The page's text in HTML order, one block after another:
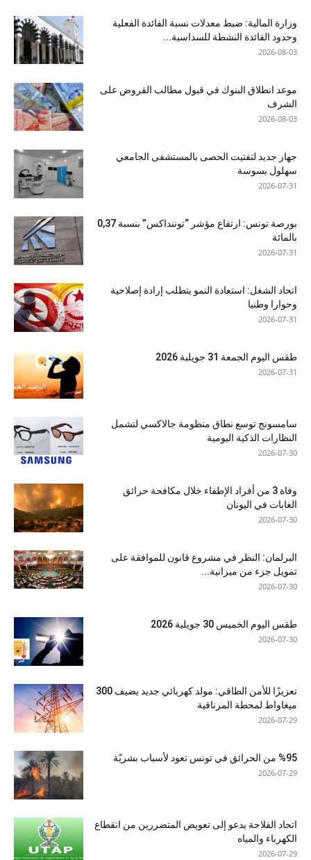
وزارة المالية: ضبط معدلات نسبة الفائدة الفعلية
وحدود الفائدة النشطة للسداسية...
2026-08-03
موعد انطلاق البنوك في قبول مطالب القروض على
الشرف
2026-08-03
جهاز جديد لتفتيت الحصى بالمستشفى الجامعي
سهلول بسوسة
2026-07-31
بورصة تونس: ارتفاع مؤشر “توننداكس” بنسبة 0,37
بالمائة
2026-07-31
اتحاد الشغل: استعادة النمو يتطلب إرادة إصلاحية
وحوارا وطنيا
2026-07-31
طقس اليوم الجمعة 31 جويلية 2026
2026-07-31
سامسونج توسع نطاق منظومة جالاكسي لتشمل
النظارات الذكية اليومية
2026-07-30
وفاة 3 من أفراد الإطفاء خلال مكافحة حرائق
الغابات في اليونان
2026-07-30
البرلمان: النظر في مشروع قانون للموافقة على
تمويل جزء من ميزانية...
2026-07-30
طقس اليوم الخميس 30 جويلية 2026
2026-07-30
تعزيزًا للأمن الطاقي: مولد كهربائي جديد يضيف 300
ميغاواط لمحطة المرناقية
2026-07-29
%95 من الحرائق في تونس تعود لأسباب بشريّة
2026-07-29
اتحاد الفلاحة يدعو إلى تعويض المتضررين من انقطاع
الكهرباء والمياه
2026-07-29